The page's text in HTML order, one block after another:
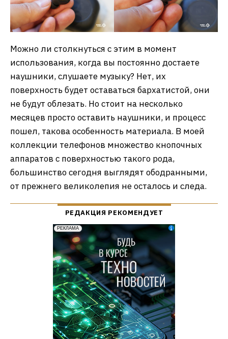
Можно ли столкнуться с этим в момент
использования, когда вы постоянно достаете
наушники, слушаете музыку? Нет, их
поверхность будет оставаться бархатистой, они
не будут облезать. Но стоит на несколько
месяцев просто оставить наушники, и процесс
пошел, такова особенность материала. В моей
коллекции телефонов множество кнопочных
аппаратов с поверхностью такого рода,
большинство сегодня выглядят ободранными,
от прежнего великолепия не осталось и следа.